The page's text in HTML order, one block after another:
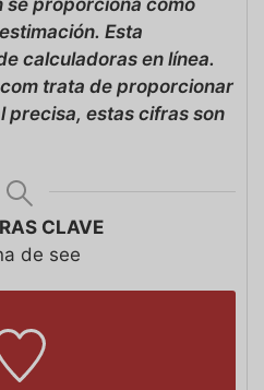
Esta
calculadoras en línea.
trata de proporcionar
precisa, estas cifras son
CLAVE
de see